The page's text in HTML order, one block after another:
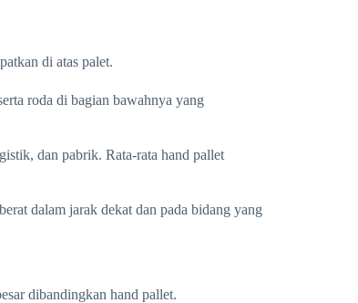
di atas palet.
roda di bagian bawahnya yang
dan pabrik. Rata-rata hand pallet
dalam jarak dekat dan pada bidang yang
dibandingkan hand pallet.